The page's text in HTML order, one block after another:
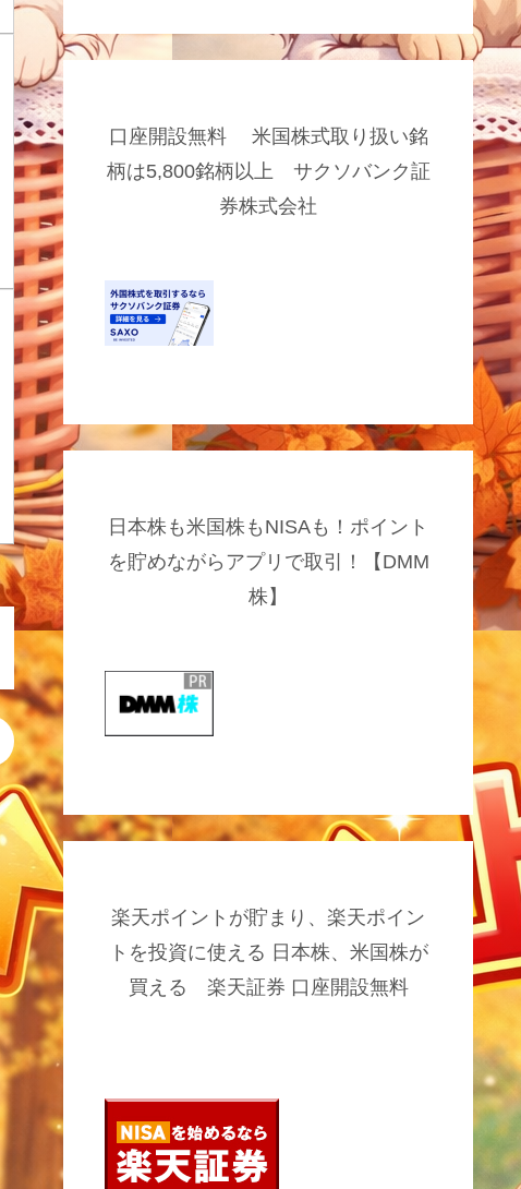
口座開設無料 米国株式取り扱い銘
柄は5,800銘柄以上 サクソバンク証
券株式会社
日本株も米国株もNISAも！ポイント
を貯めながらアプリで取引！【DMM
株】
楽天ポイントが貯まり、楽天ポイン
トを投資に使える 日本株、米国株が
買える 楽天証券 口座開設無料